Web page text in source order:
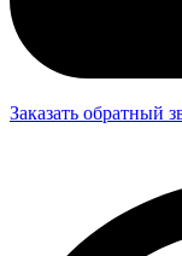
Заказать обратный